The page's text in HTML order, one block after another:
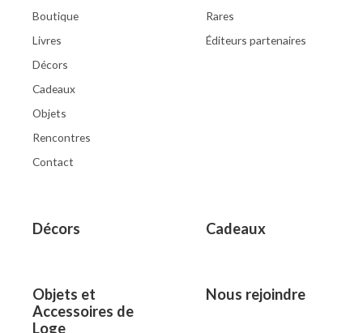
Boutique
Livres
Décors
Cadeaux
Objets
Rencontres
Contact
Rares
Éditeurs partenaires
Décors Cadeaux
Objets et
Accessoires de
Loge
Nous rejoindre